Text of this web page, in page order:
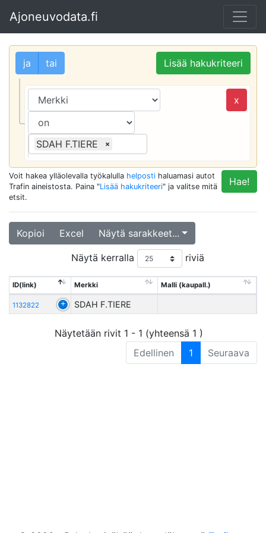
Ajoneuvodata.fi
Lisää hakukriteeri
ja tai
x
SDAH F.TIERE ×
Hae!
Voit hakea ylläolevalla työkalulla helposti haluamasi autot
Trafin aineistosta. Paina "Lisää hakukriteeri" ja valitse mitä
etsit.
Kopioi Excel Näytä sarakkeet...
Näytä kerralla riviä
ID(link) Merkki Malli (kaupall.)
1132822 SDAH F.TIERE
Näytetään rivit 1 - 1 (yhteensä 1 )
Edellinen
1 Seuraava